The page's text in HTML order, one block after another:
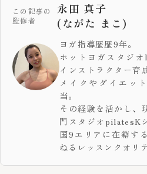
この記事の
監修者
永田 真子
(ながた まこ)
ヨガ指導歴歴9年。
ホットヨガスタジ
インストラクター育
メイクやダイエッ
当。
その経験を活かし、
門スタジオpilatesK
国9エリアに在籍す
ねるレッスンクオリ